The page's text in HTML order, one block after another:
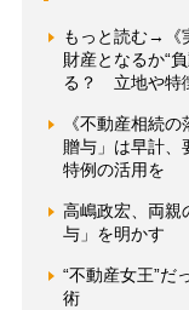
もっと読む→《
財産となるか“
る？ 立地や特
《不動産相続
贈与」は早計、
特例の活用を
高嶋政宏、両親
与」を明かす
“不動産女王”だ
術